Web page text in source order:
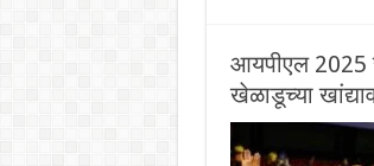
आयपीएल 2025
खेळाडूच्या